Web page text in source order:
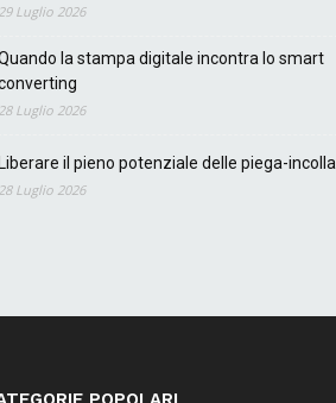
Luglio 2026
la stampa digitale incontra lo smart
Luglio 2026
il pieno potenziale delle piega-incolla
Luglio 2026